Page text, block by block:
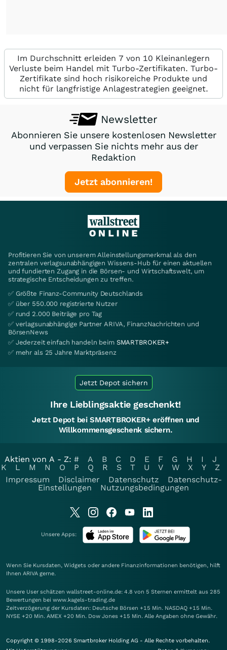
Im Durchschnitt erleiden 7 von 10 Kleinanlegern
Verluste beim Handel mit Turbo-Zertifikaten. Turbo-
Zertifikate sind hoch risikoreiche Produkte und
nicht für langfristige Anlagestrategien geeignet.
Newsletter
Abonnieren Sie unsere kostenlosen Newsletter
und verpassen Sie nichts mehr aus der
Redaktion
Jetzt abonnieren!
Profitieren Sie von unserem Alleinstellungsmerkmal als den
zentralen verlagsunabhängigen Wissens-Hub für einen aktuellen
und fundierten Zugang in die Börsen- und Wirtschaftswelt, um
strategische Entscheidungen zu treffen.
✅ Größte Finanz-Community Deutschlands
✅ über 550.000 registrierte Nutzer
✅ rund 2.000 Beiträge pro Tag
✅ verlagsunabhängige Partner ARIVA, FinanzNachrichten und
BörsenNews
✅ Jederzeit einfach handeln beim SMARTBROKER+
✅ mehr als 25 Jahre Marktpräsenz
Jetzt Depot sichern
Ihre Lieblingsaktie geschenkt!
Jetzt Depot bei SMARTBROKER+ eröffnen und
Willkommensgeschenk sichern.
Aktien von A - Z: # A B C D E F G H I
J
K
L M N O P Q R S T U V W X Y
Z
Impressum
Disclaimer Datenschutz
Datenschutz-
Einstellungen
Nutzungsbedingungen
Unsere Apps:
Wenn Sie Kursdaten, Widgets oder andere Finanzinformationen benötigen, hilft
Ihnen ARIVA gerne.
Unsere User schätzen wallstreet-online.de: 4.8 von 5 Sternen ermittelt aus 285
Bewertungen bei www.kagels-trading.de
Zeitverzögerung der Kursdaten: Deutsche Börsen +15 Min. NASDAQ +15 Min.
NYSE +20 Min. AMEX +20 Min. Dow Jones +15 Min. Alle Angaben ohne Gewähr.
Copyright © 1998-2026 Smartbroker Holding AG - Alle Rechte vorbehalten.